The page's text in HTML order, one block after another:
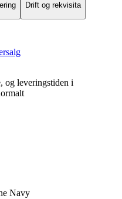
Drift og rekvisita
og leveringstiden i
Navy